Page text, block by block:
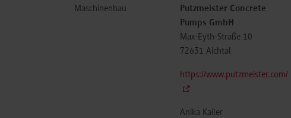
Maschinenbau
Putzmeister Concrete
Pumps GmbH
Max-Eyth-Straße 10
72631 Aichtal
https://www.putzmeister.com/
Anika Kailer